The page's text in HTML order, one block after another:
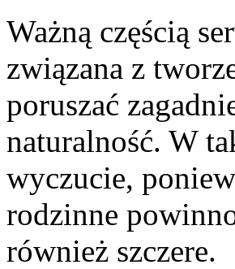
Ważną częścią
związana z
poruszać
naturalność. W
wyczucie,
rodzinne
również szczere.